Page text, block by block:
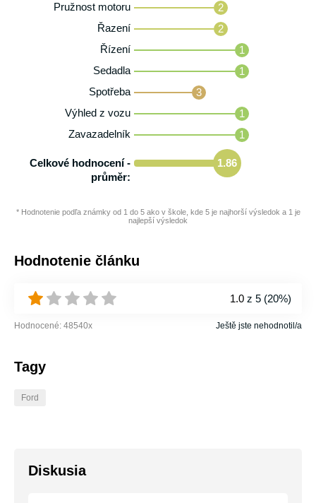
Pružnost motoru
2
Řazení
2
Řízení
1
Sedadla
1
Spotřeba
3
Výhled z vozu
1
Zavazadelník
1
Celkové hodnocení -
průměr:
1.86
* Hodnotenie podľa známky od 1 do 5 ako v škole, kde 5 je najhorší výsledok a 1 je
najlepší výsledok
Hodnotenie článku
1.0 z 5 (20%)
Hodnocené: 48540x Ještě jste nehodnotil/a
Tagy
Ford
Diskusia